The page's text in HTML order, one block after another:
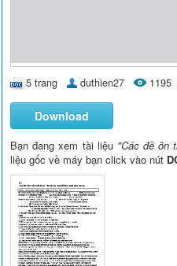
5 trang duthien27 1195
Download
Bạn đang xem tài liệu "Các đề ôn
liệu gốc về máy bạn click vào nút